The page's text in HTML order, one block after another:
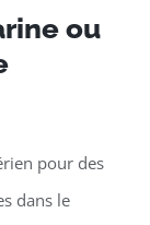
ou
pour des
dans le